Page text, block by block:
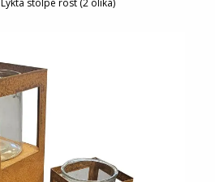
Lykta stolpe rost (2 olika)